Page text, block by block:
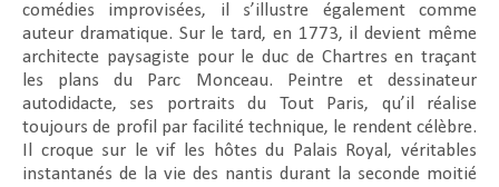
comédies improvisées, il s’illustre également comme
auteur dramatique. Sur le tard, en 1773, il devient même
architecte paysagiste pour le duc de Chartres en traçant
les plans du Parc Monceau. Peintre et dessinateur
autodidacte, ses portraits du Tout Paris, qu’il réalise
toujours de profil par facilité technique, le rendent célèbre.
Il croque sur le vif les hôtes du Palais Royal, véritables
instantanés de la vie des nantis durant la seconde moitié